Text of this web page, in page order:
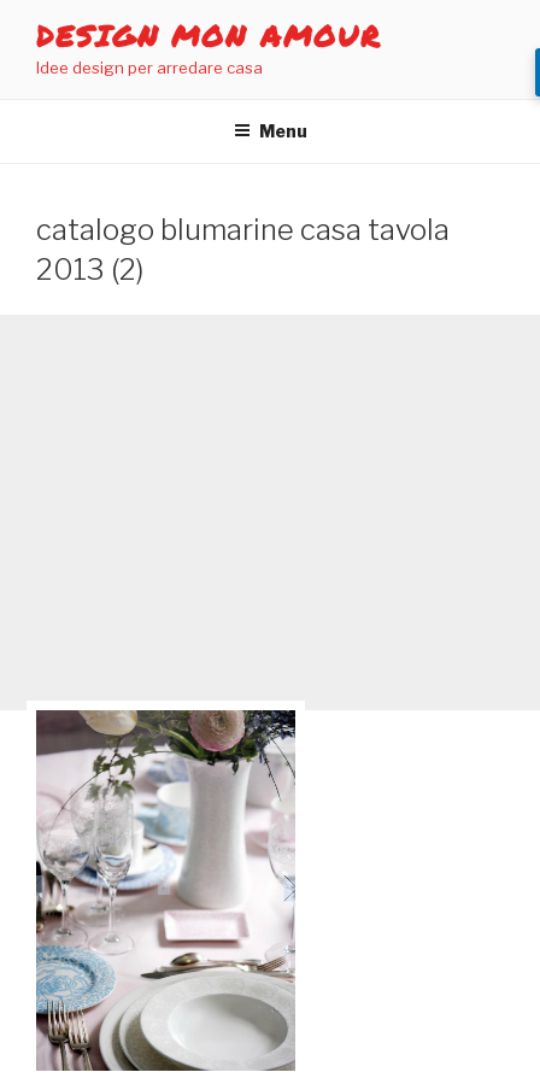
contenuto
DESIGN MON AMOUR
Idee design per arredare casa
Menu
catalogo blumarine casa tavola
2013 (2)